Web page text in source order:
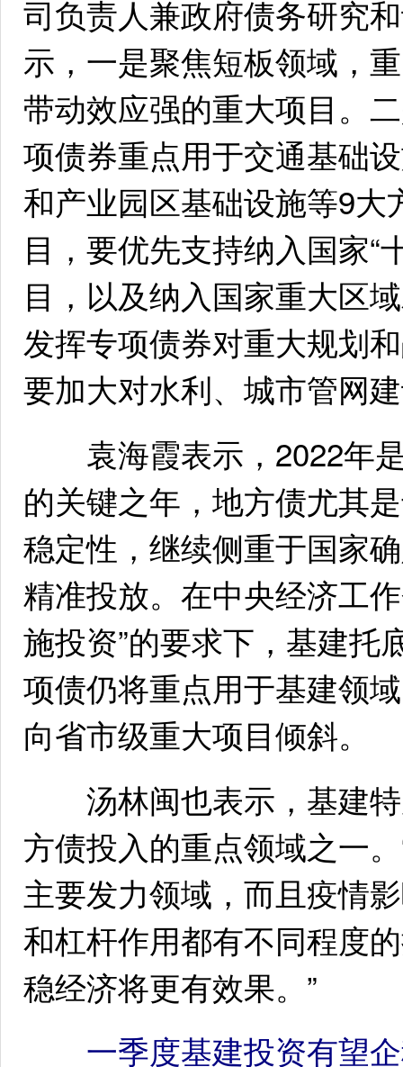
司负责人兼政府债务研究
示，一是聚焦短板领域，
带动效应强的重大项目。
项债券重点用于交通基础
和产业园区基础设施等9
目，要优先支持纳入国家“
目，以及纳入国家重大区
发挥专项债券对重大规划
要加大对水利、城市管网
袁海霞表示，2022年是
的关键之年，地方债尤其
稳定性，继续侧重于国家
精准投放。在中央经济工
施投资”的要求下，基建托
项债仍将重点用于基建领
向省市级重大项目倾斜。
汤林闽也表示，基建特
方债投入的重点领域之一
主要发力领域，而且疫情
和杠杆作用都有不同程度
稳经济将更有效果。”
一季度基建投资有望企